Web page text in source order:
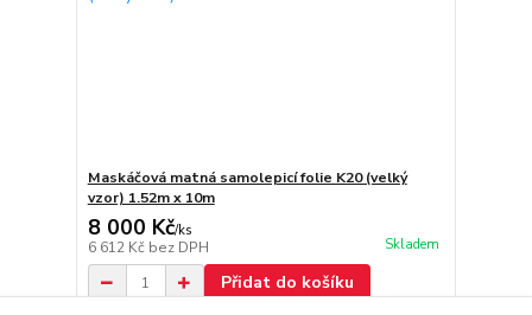
Maskáčová matná samolepicí folie K20 (velký
vzor) 1.52m x 10m
8 000 Kč/ks
6 612 Kč bez DPH Skladem
Přidat do košíku